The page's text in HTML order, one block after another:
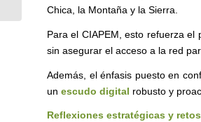
Chica, la Montaña y la Sierra.
Para el CIAPEM, esto refuerza el
sin asegurar el acceso a la red
Además, el énfasis puesto en
un escudo digital robusto y
Reflexiones estratégicas y